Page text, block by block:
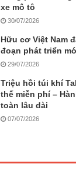
xe mô tô
30/07/2026
Hữu cơ Việt Nam
đoạn phát triển
29/07/2026
Triệu hồi túi khí
thế miễn phí –
toàn lâu dài
07/07/2026